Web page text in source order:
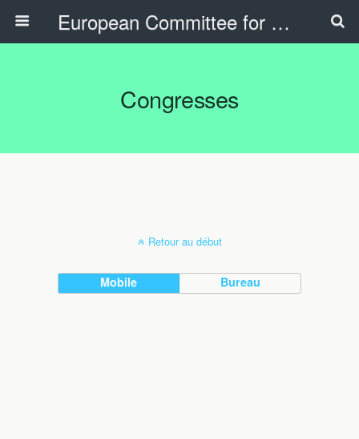
European Committee for Sports History
Congresses
Retour au début
Mobile Bureau